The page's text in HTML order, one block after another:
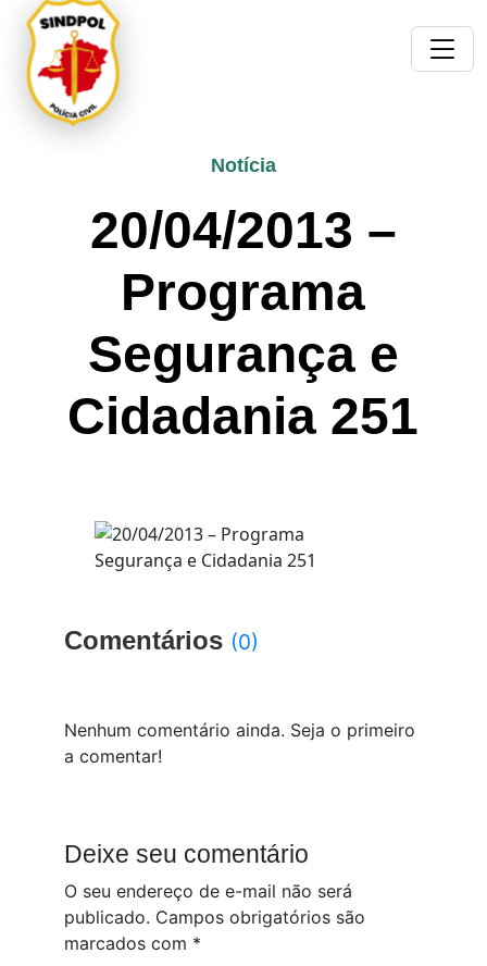
Notícia
20/04/2013 –
Programa
Segurança e
Cidadania 251
Comentários (0)
Nenhum comentário ainda. Seja o primeiro
a comentar!
Deixe seu comentário
O seu endereço de e-mail não será
publicado. Campos obrigatórios são
marcados com *